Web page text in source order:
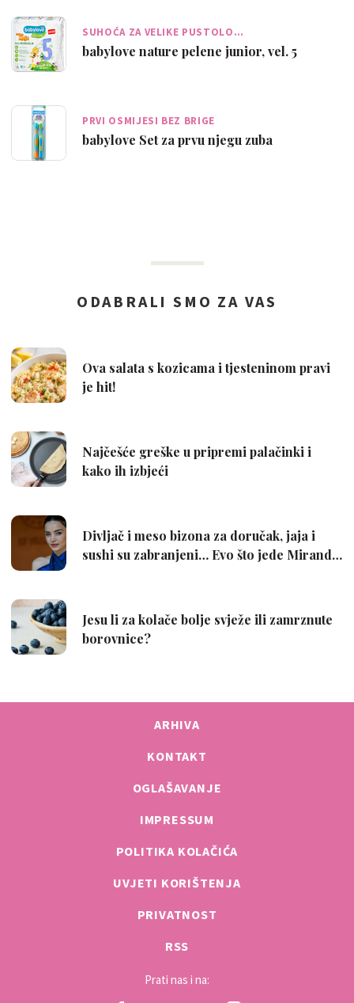
SUHOĆA ZA VELIKE PUSTOLO…
babylove nature pelene junior, vel. 5
PRVI OSMIJESI BEZ BRIGE
babylove Set za prvu njegu zuba
ARHIVA
KONTAKT
OGLAŠAVANJE
IMPRESSUM
POLITIKA KOLAČIĆA
UVJETI KORIŠTENJA
PRIVATNOST
RSS
Prati nas i na: